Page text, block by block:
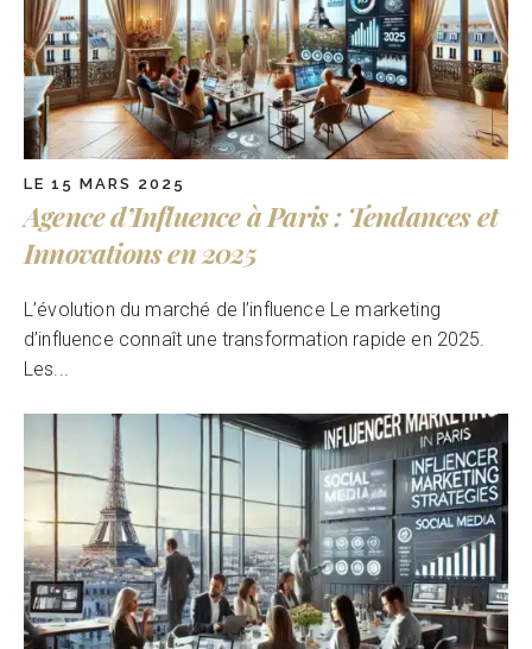
LE 15 MARS 2025
Agence d’Influence à Paris : Tendances et
Innovations en 2025
L’évolution du marché de l’influence Le marketing
d’influence connaît une transformation rapide en 2025.
Les...